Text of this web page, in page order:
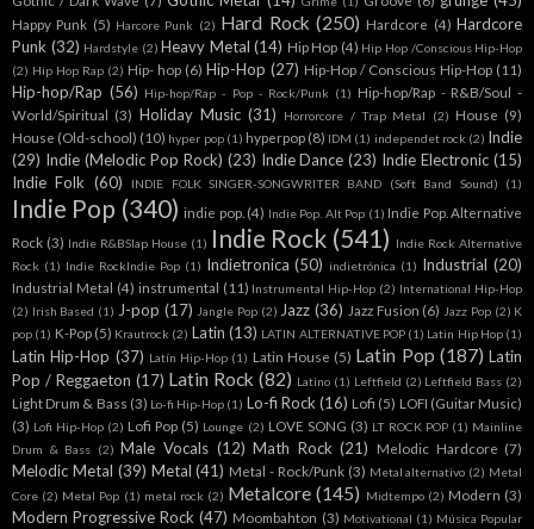
Happy Punk (5) Harcore Punk (2) Hard Rock (250) Hardcore (4) Hardcore
Punk (32) Hardstyle (2) Heavy Metal (14) Hip Hop (4) Hip Hop /Conscious Hip-Hop
(2) Hip Hop Rap (2) Hip- hop (6) Hip-Hop (27) Hip-Hop / Conscious Hip-Hop (11)
Hip-hop/Rap (56) Hip-hop/Rap - Pop - Rock/Punk (1) Hip-hop/Rap - R&B/Soul -
World/Spiritual (3) Holiday Music (31) Horrorcore / Trap Metal (2) House (9)
House (Old-school) (10) hyper pop (1) hyperpop (8) IDM (1) independet rock (2) Indie
(29) Indie (Melodic Pop Rock) (23) Indie Dance (23) Indie Electronic (15)
Indie Folk (60) INDIE FOLK SINGER-SONGWRITER BAND (Soft Band Sound) (1)
Indie Pop (340) indie pop. (4) Indie Pop. Alt Pop (1) Indie Pop. Alternative
Rock (3) Indie R&BSlap House (1) Indie Rock (541) Indie Rock Alternative
Rock (1) Indie RockIndie Pop (1) Indietronica (50) indietrónica (1) Industrial (20)
Industrial Metal (4) instrumental (11) Instrumental Hip-Hop (2) International Hip-Hop
(2) Irish Based (1) J-pop (17) Jangle Pop (2) Jazz (36) Jazz Fusion (6) Jazz Pop (2) K
pop (1) K-Pop (5) Krautrock (2) Latin (13) LATIN ALTERNATIVE POP (1) Latin Hip Hop (1)
Latin Hip-Hop (37) Latín Hip-Hop (1) Latin House (5) Latin Pop (187) Latin
Pop / Reggaeton (17) Latin Rock (82) Latino (1) Leftfield (2) Leftfield Bass (2)
Light Drum & Bass (3) Lo-fi Hip-Hop (1) Lo-fi Rock (16) Lofi (5) LOFI (Guitar Music)
(3) Lofi Hip-Hop (2) Lofi Pop (5) Lounge (2) LOVE SONG (3) LT ROCK POP (1) Mainline
Drum & Bass (2) Male Vocals (12) Math Rock (21) Melodic Hardcore (7)
Melodic Metal (39) Metal (41) Metal - Rock/Punk (3) Metal alternativo (2) Metal
Core (2) Metal Pop (1) metal rock (2) Metalcore (145) Midtempo (2) Modern (3)
Modern Progressive Rock (47) Moombahton (3) Motivational (1) Música Popular